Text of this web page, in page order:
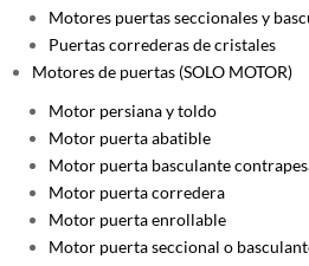
Motores puertas seccionales y
Puertas correderas de cristales
Motores de puertas (SOLO MOTOR)
Motor persiana y toldo
Motor puerta abatible
Motor puerta basculante
Motor puerta corredera
Motor puerta enrollable
Motor puerta seccional o